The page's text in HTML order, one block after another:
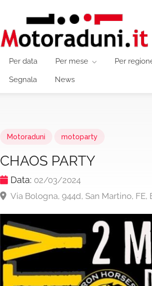
Per data Per mese Per
Segnala News
Motoraduni motoparty
CHAOS PARTY
Data: 02/03/2024
Via Bologna, 944d, San Martino, FE,